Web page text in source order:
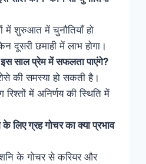
में शुरुआत में चुनौतियाँ हो
दूसरी छमाही में लाभ होगा।
इस साल प्रेम में सफलता पाएंगे?
की समस्या हो सकती है।
रिश्तों में अनिर्णय की स्थिति में
लिए ग्रह गोचर का क्या प्रभाव
के गोचर से करियर और